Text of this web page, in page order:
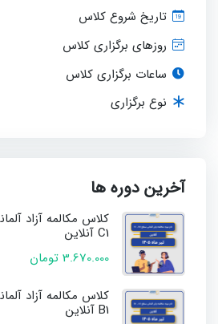
تاریخ شروع کلاس
روزهای برگزاری کلاس
ساعات برگزاری کلاس
نوع برگزاری
آخرین دوره ها
C1 آنلاین
3.670.000 تومان
B1 آنلاین